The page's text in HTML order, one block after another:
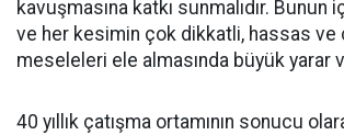
kavuşmasına katkı sunmalıdır. Bunun
ve her kesimin çok dikkatli, hassas ve
meseleleri ele almasında büyük yarar
40 yıllık çatışma ortamının sonucu